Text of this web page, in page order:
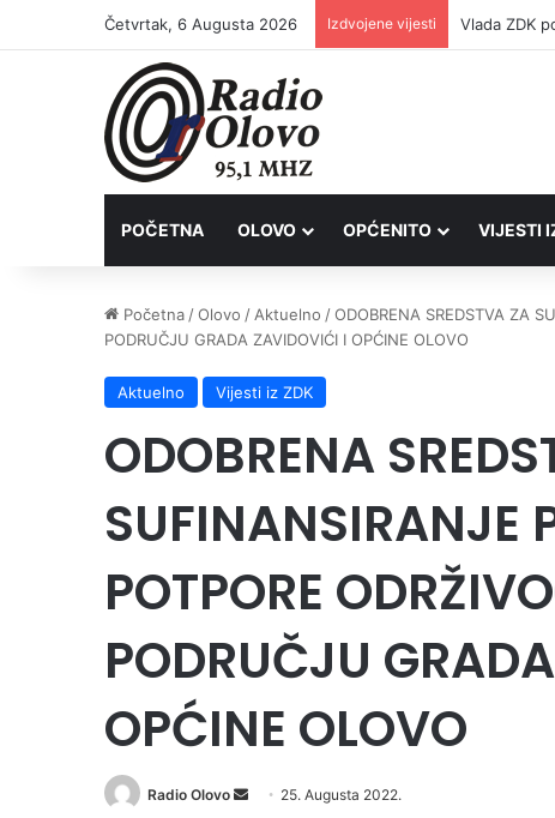
Četvrtak, 6 Augusta 2026 Izdvojene vijesti
POČETNA OLOVO OPĆENITO VIJESTI
Početna /Olovo / Aktuelno /ODOBRENA SREDSTVA ZA
PODRUČJU GRADA ZAVIDOVIĆI I OPĆINE OLOVO
Aktuelno Vijesti iz ZDK
ODOBRENA
SUFINANSIRANJE
POTPORE
PODRUČJU
OPĆINE OLOVO
Radio Olovo
Send 25. Augusta 2022.